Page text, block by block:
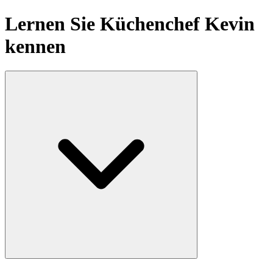
Lernen Sie Küchenchef Kevin
kennen